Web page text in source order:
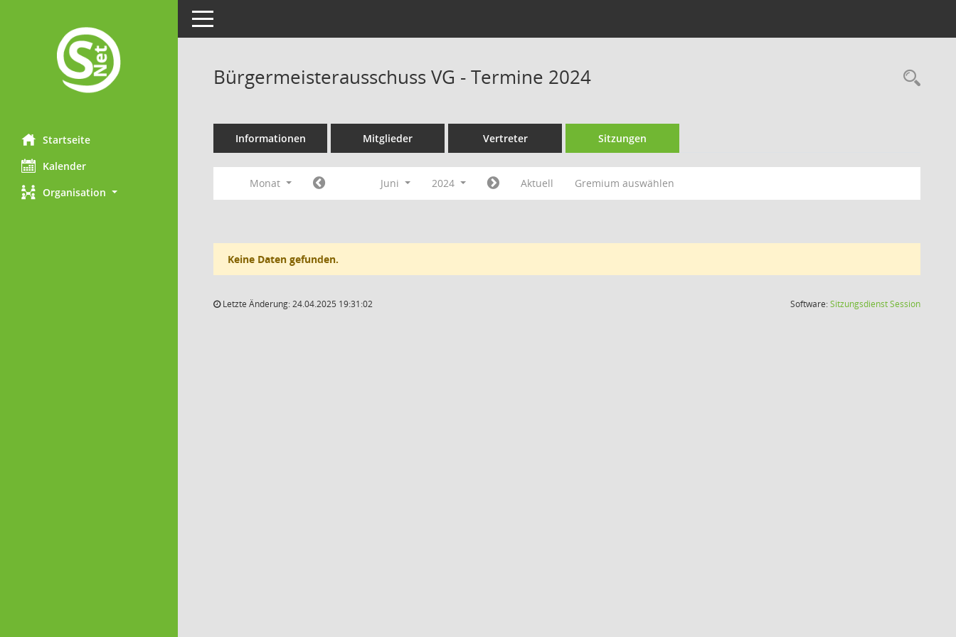
Startseite
Kalender
Organisation
Toggle navigation
Bürgermeisterausschuss VG - Termine 2024
Informationen Mitglieder Vertreter Sitzungen
Monat Juni 2024 Aktuell Gremium auswählen
Keine Daten gefunden.
Letzte Änderung: 24.04.2025 19:31:02 Software:SitzungsdienstSession(Wird in